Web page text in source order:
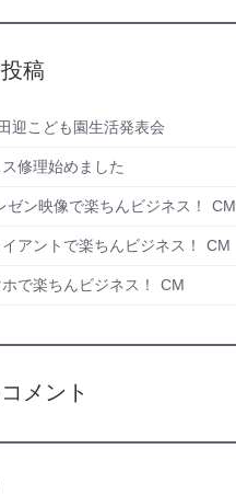
稿
迎こども園生活発表会
修理始めました
ゼン映像で楽ちんビジネス！ CM
アントで楽ちんビジネス！ CM
で楽ちんビジネス！ CM
メント